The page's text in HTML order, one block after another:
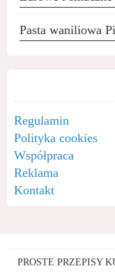
Pasta waniliowa
Regulamin
Polityka cookies
Współpraca
Reklama
Kontakt
PROSTE PRZEPISY